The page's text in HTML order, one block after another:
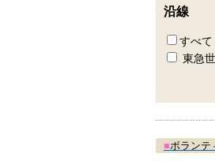
沿線
すべて
東急
■ボランテ